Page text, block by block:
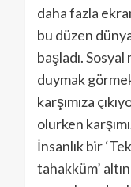
daha fazla
bu düzen
başladı. Sosyal
duymak
karşımıza
olurken
İnsanlık bir
tahakküm’